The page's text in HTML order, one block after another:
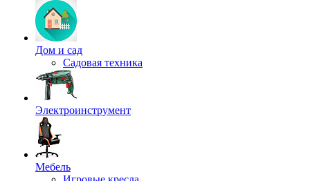
Дом и сад
Садовая техника
Электроинструмент
Мебель